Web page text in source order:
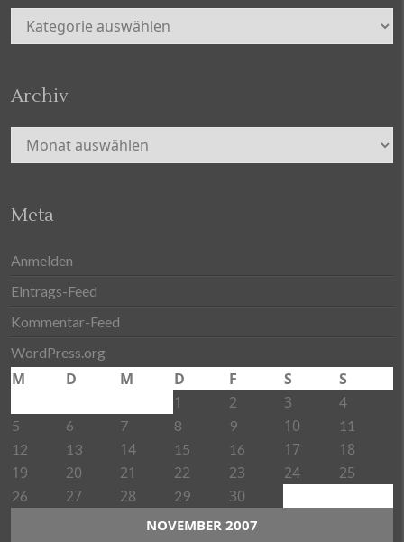
Kategorien
Archiv
Archiv
Meta
Anmelden
Eintrags-Feed
Kommentar-Feed
WordPress.org
NOVEMBER 2007
M D M D F S
S
1
2 3 4
5 6 7 8 9 10
11
12
13 14 15 16 17
18
19
20 21 22 23 24 25
26 27 28 29 30